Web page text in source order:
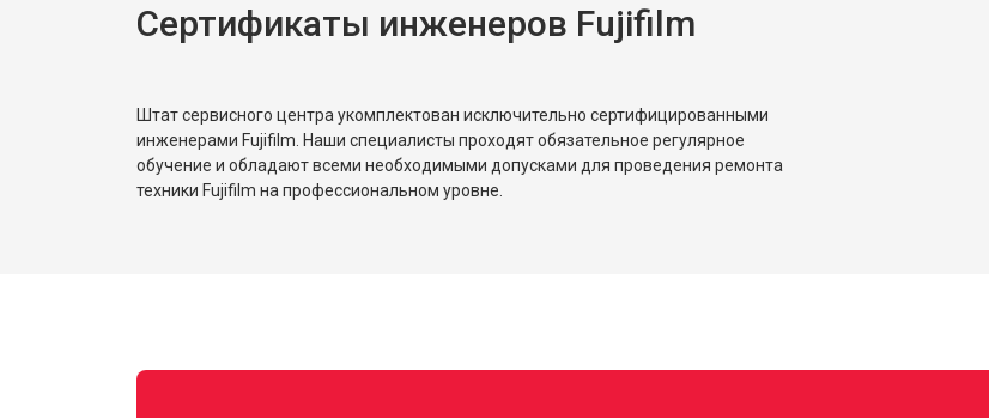
Сертификаты инженеров Fujifilm
Штат сервисного центра укомплектован исключительно сертифицированными
инженерами Fujifilm. Наши специалисты проходят обязательное регулярное
обучение и обладают всеми необходимыми допусками для проведения ремонта
техники Fujifilm на профессиональном уровне.